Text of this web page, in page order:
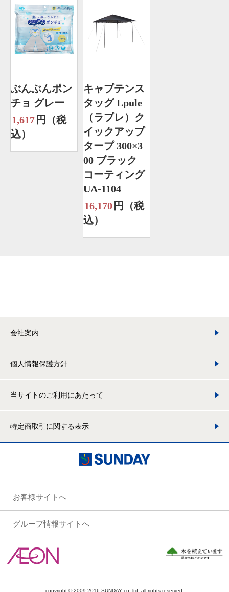
ぶんぶんポン
チョ グレー
1,617 円（税
込）
キャプテンス
タッグ Lpule
（ラプレ）ク
イックアップ
タープ 300×3
00 ブラック
コーティング
UA-1104
16,170 円（税
込）
会社案内
個人情報保護方針
当サイトのご利用にあたって
特定商取引に関する表示
お客様サイトへ
グループ情報サイトへ
copyright © 2009-2016 SUNDAY co.,ltd. all rights reserved.